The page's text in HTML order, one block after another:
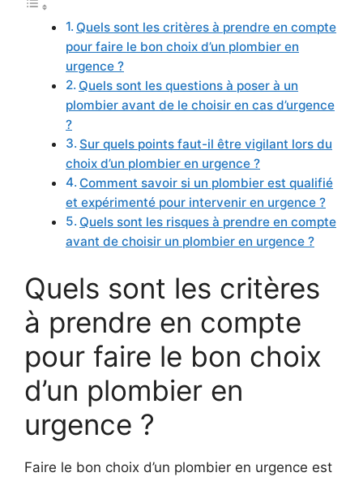
Quels sont les critères à prendre en compte
pour faire le bon choix d’un plombier en
urgence ?
Quels sont les questions à poser à un
plombier avant de le choisir en cas d’urgence
?
Sur quels points faut-il être vigilant lors du
choix d’un plombier en urgence ?
Comment savoir si un plombier est qualifié
et expérimenté pour intervenir en urgence ?
Quels sont les risques à prendre en compte
avant de choisir un plombier en urgence ?
Quels sont les critères
à prendre en compte
pour faire le bon choix
d’un plombier en
urgence ?
Faire le bon choix d’un plombier en urgence est